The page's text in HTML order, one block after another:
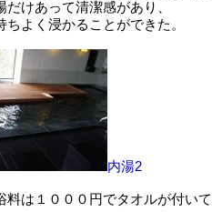
だけあって清潔感があり、
ちよく浸かることができた。
内湯2
料は１０００円でタオルが付い